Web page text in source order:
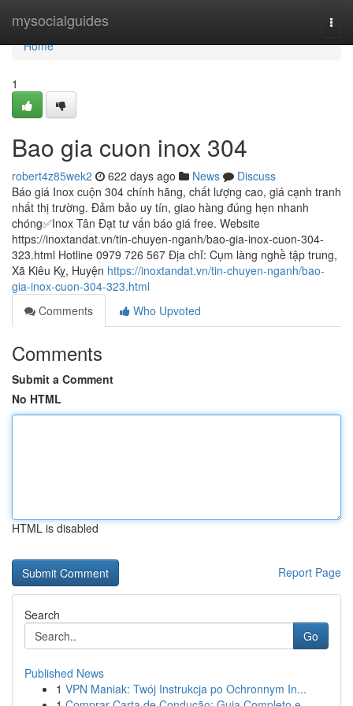
mysocialguides
Home
Home
1
Bao gia cuon inox 304
robert4z85wek2 622 days ago News
Discuss
Báo giá Inox cuộn 304 chính hãng, chất lượng cao, giá cạnh tranh
nhất thị trường. Đảm bảo uy tín, giao hàng đúng hẹn nhanh
chóng✅Inox Tân Đạt tư vấn báo giá free. Website
https://inoxtandat.vn/tin-chuyen-nganh/bao-gia-inox-cuon-304-
323.html Hotline 0979 726 567 Địa chỉ: Cụm làng nghề tập trung,
Xã Kiêu Kỵ, Huyện https://inoxtandat.vn/tin-chuyen-nganh/bao-
gia-inox-cuon-304-323.html
Comments
Who Upvoted
Comments
Submit a Comment
No HTML
HTML is disabled
Report Page
Search
Go
Published News
1 VPN Maniak: Twój Instrukcja po Ochronnym In...